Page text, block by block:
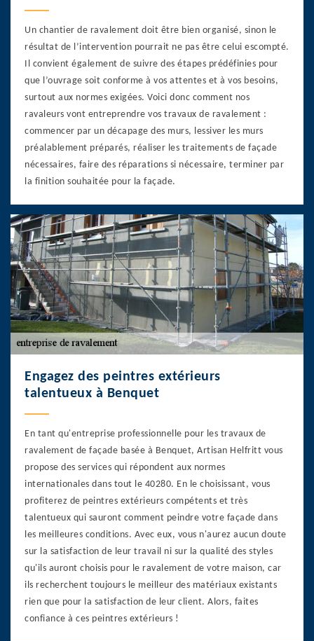
Un chantier de ravalement doit être bien organisé, sinon le
résultat de l’intervention pourrait ne pas être celui escompté.
Il convient également de suivre des étapes prédéfinies pour
que l’ouvrage soit conforme à vos attentes et à vos besoins,
surtout aux normes exigées. Voici donc comment nos
ravaleurs vont entreprendre vos travaux de ravalement :
commencer par un décapage des murs, lessiver les murs
préalablement préparés, réaliser les traitements de façade
nécessaires, faire des réparations si nécessaire, terminer par
la finition souhaitée pour la façade.
Engagez des peintres extérieurs
talentueux à Benquet
En tant qu'entreprise professionnelle pour les travaux de
ravalement de façade basée à Benquet, Artisan Helfritt vous
propose des services qui répondent aux normes
internationales dans tout le 40280. En le choisissant, vous
profiterez de peintres extérieurs compétents et très
talentueux qui sauront comment peindre votre façade dans
les meilleures conditions. Avec eux, vous n'aurez aucun doute
sur la satisfaction de leur travail ni sur la qualité des styles
qu'ils auront choisis pour le ravalement de votre maison, car
ils recherchent toujours le meilleur des matériaux existants
rien que pour la satisfaction de leur client. Alors, faites
confiance à ces peintres extérieurs !